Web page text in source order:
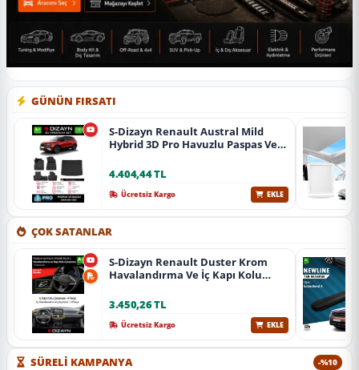
GÜNÜN FIRSATI
S-Dizayn Renault Austral Mild
Hybrid 3D Pro Havuzlu Paspas Ve
Üzeri A+ Kalite
4.404,44 TL
Ücretsiz Kargo EKLE
ÇOK SATANLAR
S-Dizayn Renault Duster Krom
Havalandırma Ve İç Kapı Kolu
Krom) A+ Kalite
3.450,26 TL
Ücretsiz Kargo EKLE
SÜRELİ KAMPANYA -%10